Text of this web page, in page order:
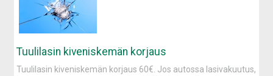
Tuulilasin kiveniskemän korjaus
Tuulilasin kiveniskemän korjaus 60€. Jos autossa lasivakuutus,